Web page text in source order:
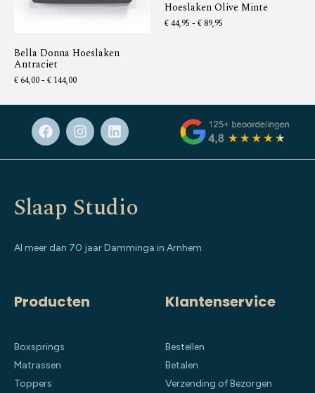
Bella Donna Hoeslaken
Antraciet
€ 64,00- €144,00
Hoeslaken Olive Minte
€44,95 - € 89,95
Slaap Studio
Al meer dan 70 jaar Damminga in Arnhem
Producten
Boxsprings
Matrassen
Toppers
Klantenservice
Bestellen
Betalen
Verzending of Bezorgen